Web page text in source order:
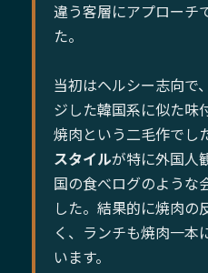
違う客層にアプローチ
た。
当初はヘルシー志向で
ジした韓国系に似た味
焼肉という二毛作でし
スタイルが特に外国人
国の食べログのような
した。結果的に焼肉の
く、ランチも焼肉一本
います。